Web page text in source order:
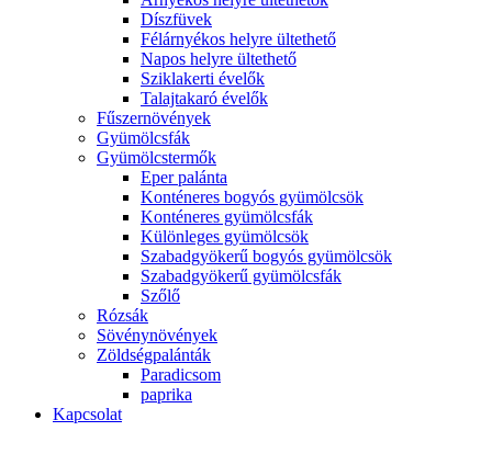
Díszfüvek
Félárnyékos helyre ültethető
Napos helyre ültethető
Sziklakerti évelők
Talajtakaró évelők
Fűszernövények
Gyümölcsfák
Gyümölcstermők
Eper palánta
Konténeres bogyós gyümölcsök
Konténeres gyümölcsfák
Különleges gyümölcsök
Szabadgyökerű bogyós gyümölcsök
Szabadgyökerű gyümölcsfák
Szőlő
Rózsák
Sövénynövények
Zöldségpalánták
Paradicsom
paprika
Kapcsolat